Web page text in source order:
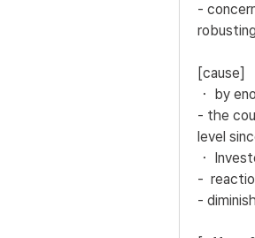
-
[cause]
・ by
- the
level
・
-
-